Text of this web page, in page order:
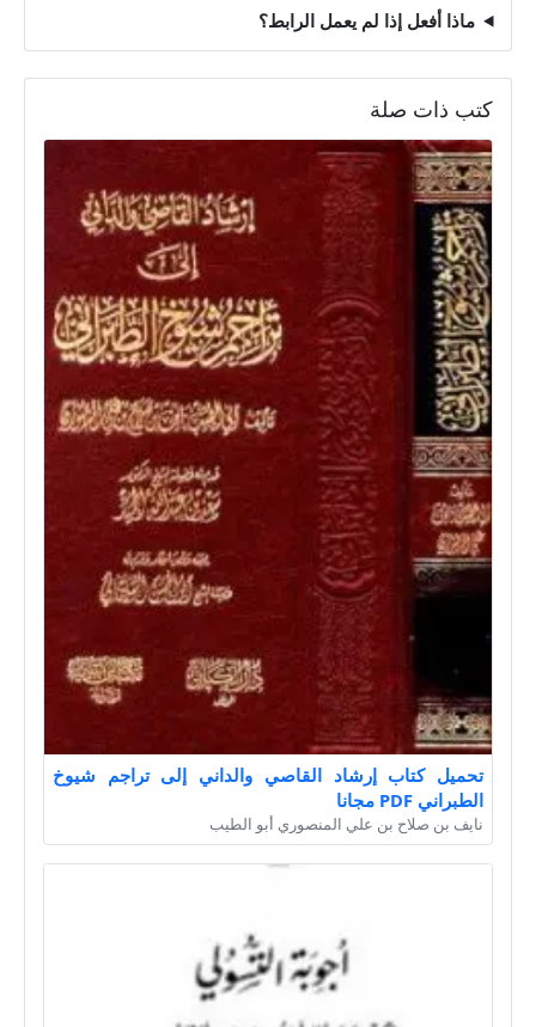
ماذا أفعل إذا لم يعمل الرابط؟
كتب ذات صلة
تحميل كتاب إرشاد القاصي والداني إلى تراجم شيوخ
الطبراني PDF مجانا
نايف بن صلاح بن علي المنصوري أبو الطيب